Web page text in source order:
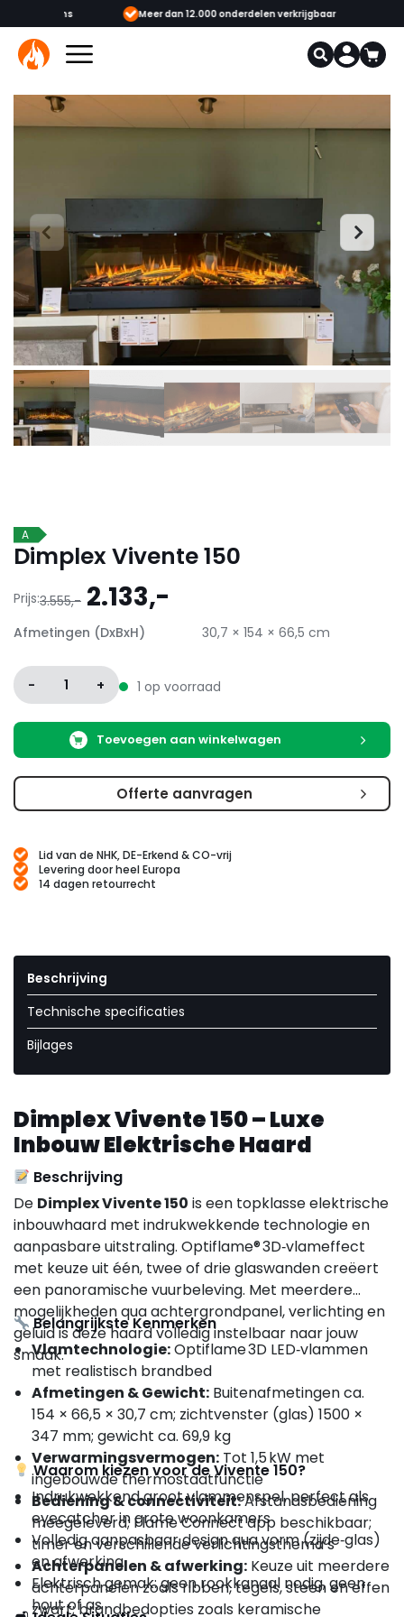
Meer dan 12.000 onderdelen verkrijgbaar
A
Dimplex Vivente 150
Prijs:3.555,- Oorspronkelijke
prijs
was:
3.555,-.
2.133,-
prijs
Afmetingen (DxBxH) 30,7 × 154 × 66,5 cm
- 1 + 1 op voorraad
Toevoegen aan winkelwagen
Offerte aanvragen
Lid van de NHK, DE-Erkend & CO-vrij
Levering door heel Europa
14 dagen retourrecht
Beschrijving
Technische specificaties
Bijlages
Dimplex Vivente 150 – Luxe
Inbouw Elektrische Haard
Beschrijving
De Dimplex Vivente 150 is een topklasse elektrische
inbouwhaard met indrukwekkende technologie en
aanpasbare uitstraling. Optiflame® 3D‑vlameffect
met keuze uit één, twee of drie glaswanden creëert
een panoramische vuurbeleving. Met meerdere
mogelijkheden qua achtergrondpanel, verlichting en
geluid is deze haard volledig instelbaar naar jouw
smaak.
Belangrijkste Kenmerken
Vlamtechnologie:Optiflame 3D LED‑vlammen
met realistisch brandbed
Afmetingen & Gewicht: Buitenafmetingen ca.
154 × 66,5 × 30,7 cm; zichtvenster (glas) 1500 ×
347 mm; gewicht ca. 69,9 kg
Verwarmingsvermogen: Tot 1,5 kW met
ingebouwde thermostaatfunctie
Bediening & connectiviteit:Afstandsbediening
meegeleverd; Flame Connect app beschikbaar;
timer en verschillende verlichtingsthema’s
Achterpanelen & afwerking: Keuze uit meerdere
achterpanelen zoals ribben, tegels, steen en effen
zwart; brandbedopties zoals keramische
Waarom kiezen voor de Vivente 150?
Indrukwekkend groot vlammenspel, perfect als
eyecatcher in grote woonkamers
Volledig aanpasbaar design qua vorm (zijde‑glas)
en afwerking
Elektrisch gemak: geen rookkanaal nodig, geen
hout of as